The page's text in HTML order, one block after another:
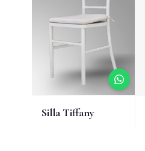
Silla Tiffany